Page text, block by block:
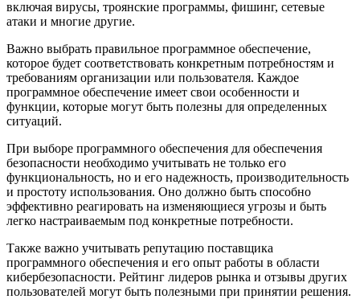
включая вирусы, троянские программы, фишинг, сетевые
атаки и многие другие.
Важно выбрать правильное программное обеспечение,
которое будет соответствовать конкретным потребностям и
требованиям организации или пользователя. Каждое
программное обеспечение имеет свои особенности и
функции, которые могут быть полезны для определенных
ситуаций.
При выборе программного обеспечения для обеспечения
безопасности необходимо учитывать не только его
функциональность, но и его надежность, производительность
и простоту использования. Оно должно быть способно
эффективно реагировать на изменяющиеся угрозы и быть
легко настраиваемым под конкретные потребности.
Также важно учитывать репутацию поставщика
программного обеспечения и его опыт работы в области
кибербезопасности. Рейтинг лидеров рынка и отзывы других
пользователей могут быть полезными при принятии решения.